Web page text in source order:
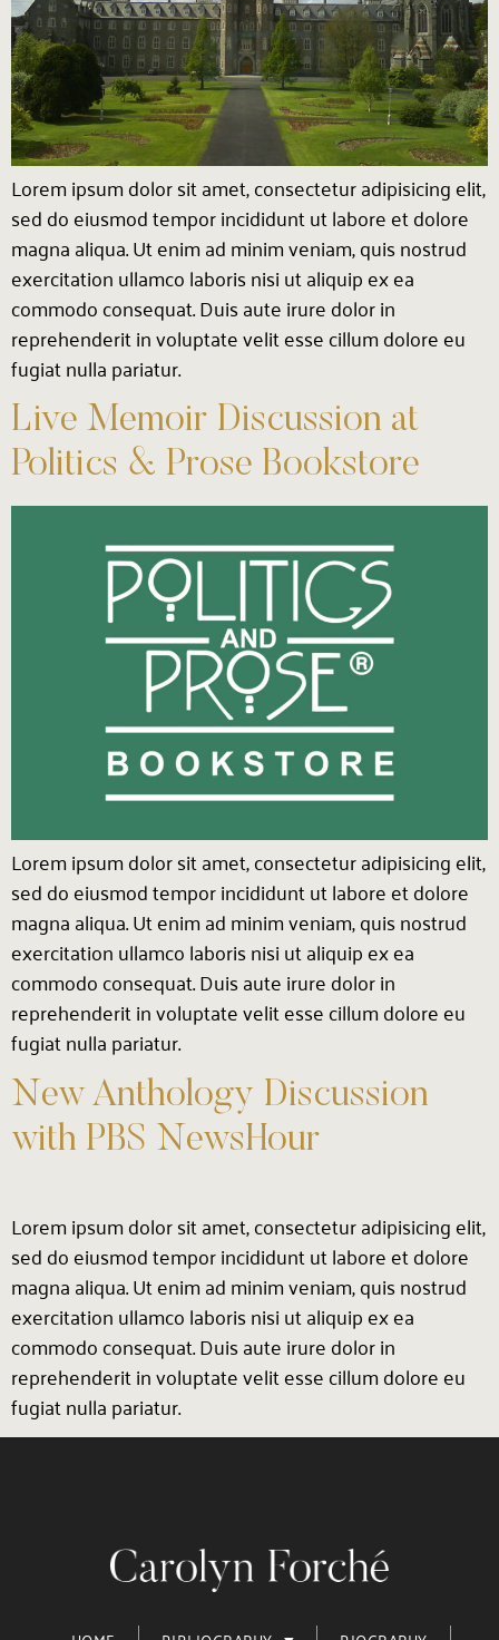
Lorem ipsum dolor sit amet, consectetur adipisicing elit,
sed do eiusmod tempor incididunt ut labore et dolore
magna aliqua. Ut enim ad minim veniam, quis nostrud
exercitation ullamco laboris nisi ut aliquip ex ea
commodo consequat. Duis aute irure dolor in
reprehenderit in voluptate velit esse cillum dolore eu
fugiat nulla pariatur.
Live Memoir Discussion at
Politics & Prose Bookstore
Lorem ipsum dolor sit amet, consectetur adipisicing elit,
sed do eiusmod tempor incididunt ut labore et dolore
magna aliqua. Ut enim ad minim veniam, quis nostrud
exercitation ullamco laboris nisi ut aliquip ex ea
commodo consequat. Duis aute irure dolor in
reprehenderit in voluptate velit esse cillum dolore eu
fugiat nulla pariatur.
New Anthology Discussion
with PBS NewsHour
Lorem ipsum dolor sit amet, consectetur adipisicing elit,
sed do eiusmod tempor incididunt ut labore et dolore
magna aliqua. Ut enim ad minim veniam, quis nostrud
exercitation ullamco laboris nisi ut aliquip ex ea
commodo consequat. Duis aute irure dolor in
reprehenderit in voluptate velit esse cillum dolore eu
fugiat nulla pariatur.